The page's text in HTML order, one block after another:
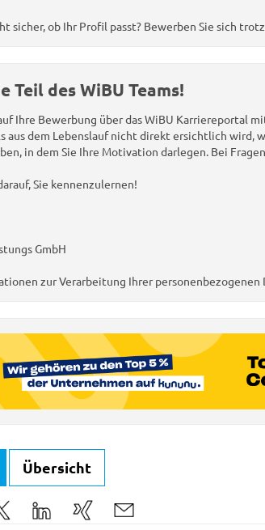
sicher, ob Ihr Profil passt? Bewerben Sie sich
Teil des WiBU Teams!
Ihre Bewerbung über das WiBU Karriereportal
aus dem Lebenslauf nicht direkt ersichtlich wird,
in dem Sie Ihre Motivation darlegen. Bei
Sie kennenzulernen!
GmbH
zur Verarbeitung Ihrer personenbezogenen
Übersicht